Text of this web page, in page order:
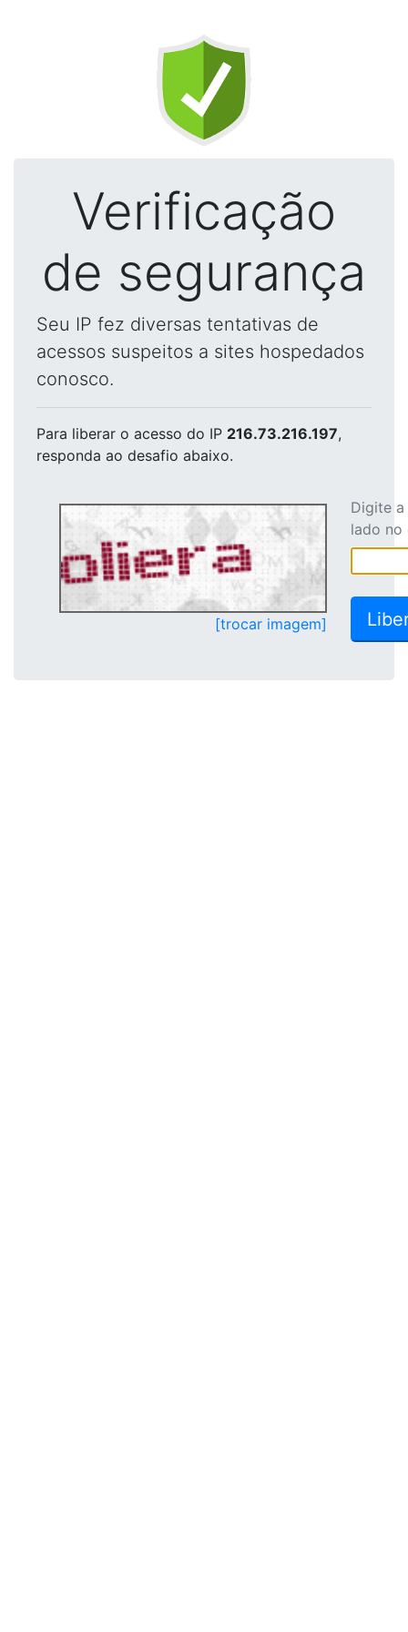
Verificação
de segurança
Seu IP fez diversas tentativas de
acessos suspeitos a sites hospedados
conosco.
Para liberar o acesso do IP 216.73.216.197,
responda ao desafio abaixo.
[trocar imagem]
Digite
lado no